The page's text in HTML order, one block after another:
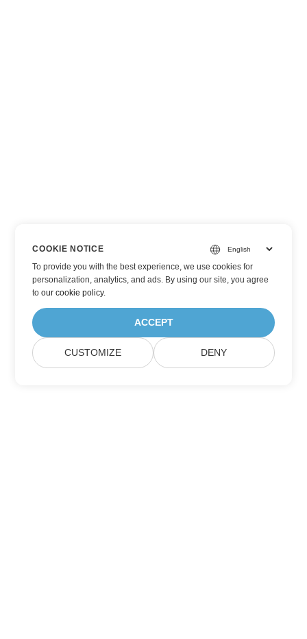
COOKIE NOTICE
To provide you with the best experience, we use cookies for
personalization, analytics, and ads. By using our site, you agree
toour cookie policy.
ACCEPT
CUSTOMIZE DENY